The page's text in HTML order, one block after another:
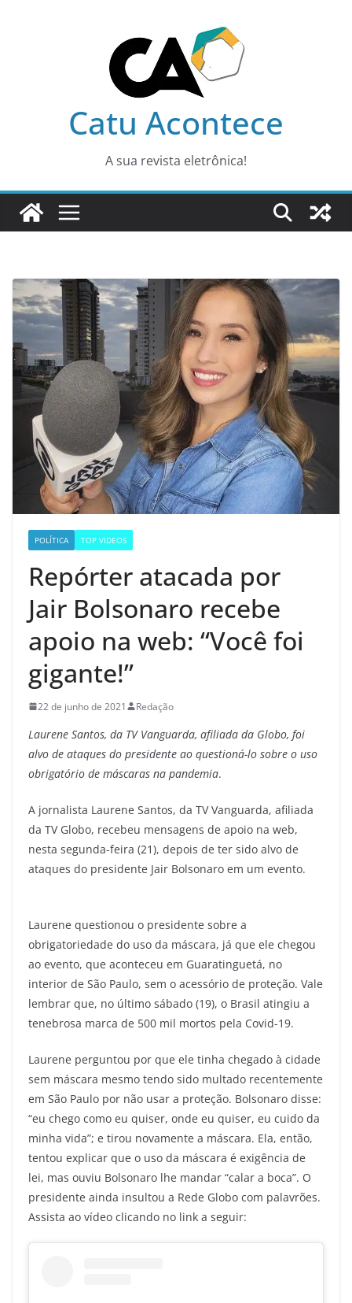
Catu Acontece
A sua revista eletrônica!
POLÍTICA TOP VIDEOS
Repórter atacada por
Jair Bolsonaro recebe
apoio na web: “Você foi
gigante!”
22 de junho de 2021 Redação
Laurene Santos, da TV Vanguarda, afiliada da Globo, foi
alvo de ataques do presidente ao questioná-lo sobre o uso
obrigatório de máscaras na pandemia.
A jornalista Laurene Santos, da TV Vanguarda, afiliada
da TV Globo, recebeu mensagens de apoio na web,
nesta segunda-feira (21), depois de ter sido alvo de
ataques do presidente Jair Bolsonaro em um evento.
Laurene questionou o presidente sobre a
obrigatoriedade do uso da máscara, já que ele chegou
ao evento, que aconteceu em Guaratinguetá, no
interior de São Paulo, sem o acessório de proteção. Vale
lembrar que, no último sábado (19), o Brasil atingiu a
tenebrosa marca de 500 mil mortos pela Covid-19.
Laurene perguntou por que ele tinha chegado à cidade
sem máscara mesmo tendo sido multado recentemente
em São Paulo por não usar a proteção. Bolsonaro disse:
“eu chego como eu quiser, onde eu quiser, eu cuido da
minha vida”; e tirou novamente a máscara. Ela, então,
tentou explicar que o uso da máscara é exigência de
lei, mas ouviu Bolsonaro lhe mandar “calar a boca”. O
presidente ainda insultou a Rede Globo com palavrões.
Assista ao vídeo clicando no link a seguir: